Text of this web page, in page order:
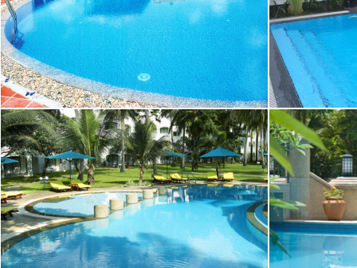
HỒ BƠI
HỒ BƠI